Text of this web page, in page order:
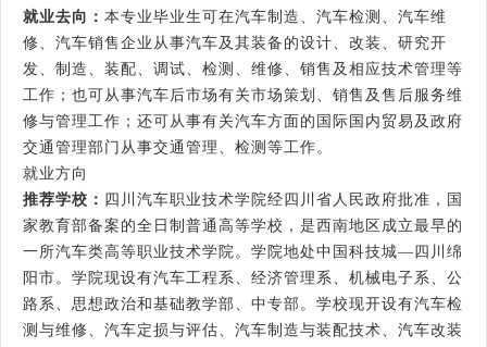
就业去向： 本专业毕业生可在汽车制造、汽车检测、汽车维
修、汽车销售企业从事汽车及其装备的设计、改装、研究开
发、制造、装配、调试、检测、维修、销售及相应技术管理等
工作；也可从事汽车后市场有关市场策划、销售及售后服务维
修与管理工作；还可从事有关汽车方面的国际国内贸易及政府
交通管理部门从事交通管理、检测等工作。
就业方向
推荐学校： 四川汽车职业技术学院经四川省人民政府批准，国
家教育部备案的全日制普通高等学校，是西南地区成立最早的
一所汽车类高等职业技术学院。学院地处中国科技城—四川绵
阳市。学院现设有汽车工程系、经济管理系、机械电子系、公
路系、思想政治和基础教学部、中专部。学校现开设有汽车检
测与维修、汽车定损与评估、汽车制造与装配技术、汽车改装